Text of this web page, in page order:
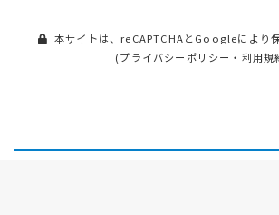
本サイトは、reCAPTCHAとGoogleにより保
(プライバシーポリシー ・ 利用規